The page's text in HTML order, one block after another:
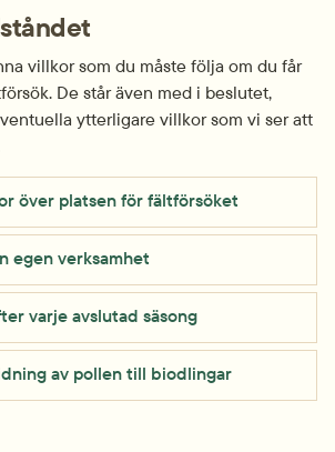
villkor som du måste följa om du får
De står även med i beslutet,
ytterligare villkor som vi ser att
över platsen för fältförsöket
egen verksamhet
varje avslutad säsong
av pollen till biodlingar